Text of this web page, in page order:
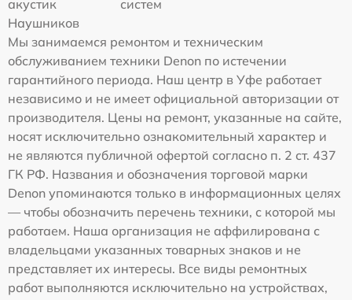
акустик
систем
Наушников
Мы занимаемся ремонтом и техническим
обслуживанием техники Denon по истечении
гарантийного периода. Наш центр в Уфе работает
независимо и не имеет официальной авторизации от
производителя. Цены на ремонт, указанные на сайте,
носят исключительно ознакомительный характер и
не являются публичной офертой согласно п. 2 ст. 437
ГК РФ. Названия и обозначения торговой марки
Denon упоминаются только в информационных целях
— чтобы обозначить перечень техники, с которой мы
работаем. Наша организация не аффилирована с
владельцами указанных товарных знаков и не
представляет их интересы. Все виды ремонтных
работ выполняются исключительно на устройствах,